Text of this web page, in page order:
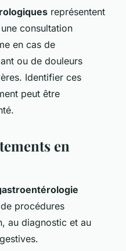
représentent
consultation
en cas de
ou de douleurs
Identifier ces
peut être
en
procédures
au diagnostic et au